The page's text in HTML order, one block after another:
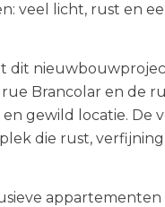
veel licht, rust en
dit
Brancolar en de
gewild locatie.
die rust,